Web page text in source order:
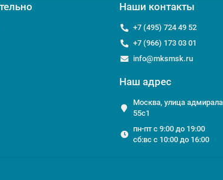
Наши контакты
+7 (495) 724 49 52
+7 (966) 173 03 01
info@mksmsk.ru
Наш адрес
Москва, улица
55с1
пн-пт с 9:00 до 19:00
сб:вс с 10:00 до 16:00